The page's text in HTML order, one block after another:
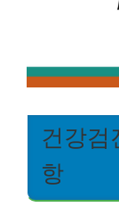
건강검
항